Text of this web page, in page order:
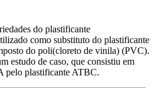
do plastificante
como substituto do plastificante
do poli(cloreto de vinila) (PVC).
estudo de caso, que consistiu em
pelo plastificante ATBC.